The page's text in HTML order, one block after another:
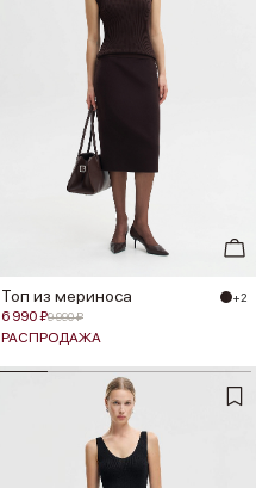
Топ из мериноса +2
6 990 ₽9 990 ₽
РАСПРОДАЖА